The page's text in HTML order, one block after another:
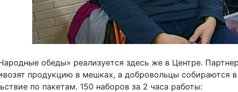
обеды» реализуется здесь же в Центре.
продукцию в мешках, а добровольцы собираются
по пакетам. 150 наборов за 2 часа работы: